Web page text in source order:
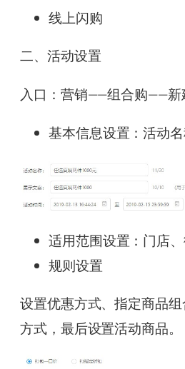
线上闪购
二、活动设置
入口：营销——组合购——新
基本信息设置：活动名
适用范围设置：门店
规则设置
设置优惠方式、指定商品
方式，最后设置活动商品。